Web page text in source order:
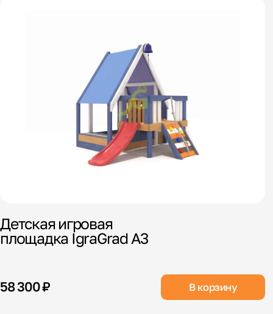
Детская игровая
площадка IgraGrad А3
58 300 ₽ В корзину